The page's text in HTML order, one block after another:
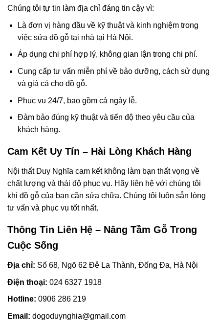
Chúng tôi tự tin làm địa chỉ đáng tin cậy vì:
Là đơn vị hàng đầu về kỹ thuật và kinh nghiệm trong
việc sửa đồ gỗ tại nhà tại Hà Nội.
Áp dụng chi phí hợp lý, không gian lận trong chi phí.
Cung cấp tư vấn miễn phí về bảo dưỡng, cách sử dụng
và giá cả cho đồ gỗ.
Phục vụ 24/7, bao gồm cả ngày lễ.
Đảm bảo đúng kỹ thuật và tiến độ theo yêu cầu của
khách hàng.
Cam Kết Uy Tín – Hài Lòng Khách Hàng
Nội thất Duy Nghĩa cam kết không làm bạn thất vọng về
chất lượng và thái độ phục vụ. Hãy liên hệ với chúng tôi
khi đồ gỗ của bạn cần sửa chữa. Chúng tôi luôn sẵn lòng
tư vấn và phục vụ tốt nhất.
Thông Tin Liên Hệ – Nâng Tầm Gỗ Trong
Cuộc Sống
Địa chỉ: Số 68, Ngõ 62 Đê La Thành, Đống Đa, Hà Nội
Điện thoại: 024 6327 1918
Hotline: 0906 286 219
Email: dogoduynghia@gmail.com